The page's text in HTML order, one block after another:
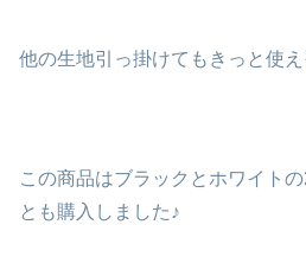
他の生地引っ掛けてもきっと使え
この商品はブラックとホワイト
とも購入しました♪